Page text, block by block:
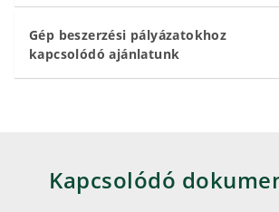
Gép beszerzési pályázatokhoz
kapcsolódó ajánlatunk
Kapcsolódó